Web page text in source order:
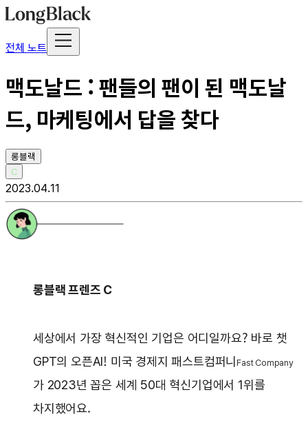
전체 노트
맥도날드 : 팬들의 팬이 된 맥도날
드, 마케팅에서 답을 찾다
롱블랙
C
2023.04.11
롱블랙 프렌즈 C
세상에서 가장 혁신적인 기업은 어디일까요? 바로 챗
GPT의 오픈AI! 미국 경제지 패스트컴퍼니Fast Company
가 2023년 꼽은 세계 50대 혁신기업에서 1위를
차지했어요.